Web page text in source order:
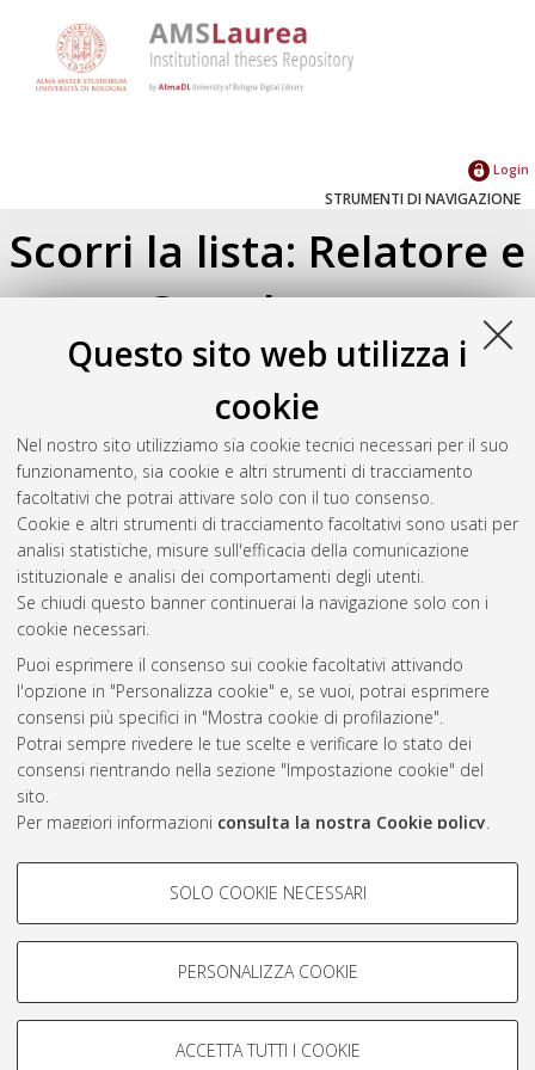
Questo sito web utilizza i
cookie
Nel nostro sito utilizziamo sia cookie tecnici necessari per il suo
funzionamento, sia cookie e altri strumenti di tracciamento
facoltativi che potrai attivare solo con il tuo consenso.
Cookie e altri strumenti di tracciamento facoltativi sono usati per
analisi statistiche, misure sull'efficacia della comunicazione
istituzionale e analisi dei comportamenti degli utenti.
Se chiudi questo banner continuerai la navigazione solo con i
cookie necessari.
Puoi esprimere il consenso sui cookie facoltativi attivando
l'opzione in "Personalizza cookie" e, se vuoi, potrai esprimere
consensi più specifici in "Mostra cookie di profilazione".
Potrai sempre rivedere le tue scelte e verificare lo stato dei
consensi rientrando nella sezione "Impostazione cookie" del
sito.
Per maggiori informazioni consulta la nostra Cookie policy
COOKIE DI PROFILAZIONE -
Si tratta di cookie utilizzati per analizzare le caratteristiche della
navigazione degli utenti, creare profili in base al loro comportamento
Mostra cookie di profilazione
SOLO COOKIE NECESSARI
PERSONALIZZA COOKIE
ACCETTA TUTTI I COOKIE
Login
STRUMENTI DI NAVIGAZIONE
Scorri la lista: Relatore e
Correlatore
Su di un livello
2021(1)
2019(2)
2018 (1)
2017(1)
2016(1)
Rss 1.0
Rss 2.0
AMS Laurea
Impostazioni Cookie
Informativa sulla privacy
Condizioni d’uso del sito